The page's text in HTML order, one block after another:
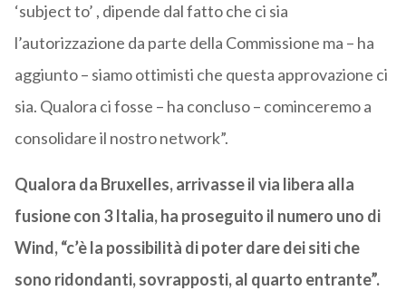
‘subject to’ , dipende dal fatto che ci sia
l’autorizzazione da parte della Commissione ma – ha
aggiunto – siamo ottimisti che questa approvazione ci
sia. Qualora ci fosse – ha concluso – cominceremo a
consolidare il nostro network”.
Qualora da Bruxelles, arrivasse il via libera alla
fusione con 3 Italia, ha proseguito il numero uno di
Wind, “c’è la possibilità di poter dare dei siti che
sono ridondanti, sovrapposti, al quarto entrante”.